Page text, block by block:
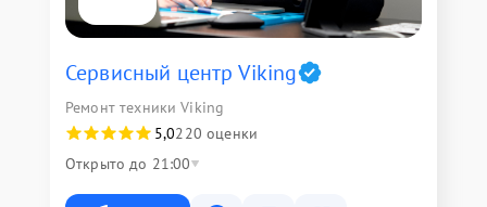
Сервисный центр Viking
Ремонт техники Viking
5,0220 оценки
Открыто до 21:00